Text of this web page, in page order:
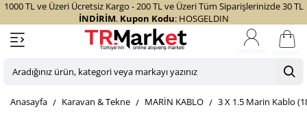
1000 TL ve Üzeri Ücretsiz Kargo - 200 TL ve Üzeri Tüm Siparişlerinizde 30 TL
İNDİRİM. Kupon Kodu: HOSGELDIN
Aradığınız
kategori
homeKaravan & Tekne MARİN KABLO 3 X 1.5 Marin Kablo